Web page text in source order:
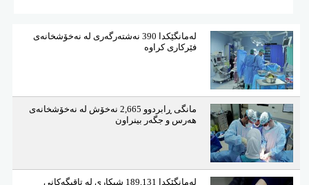
لەمانگێكدا 390 نەشتەرگەری لە نەخۆشخانەی
فێركاری كراوە
مانگی ڕابردوو 2,665 نەخۆش لە نەخۆشخانەی
هەرس و جگەر بینراون
لەمانگێكدا 189,131 شیكاری لە تاقیگەكانی